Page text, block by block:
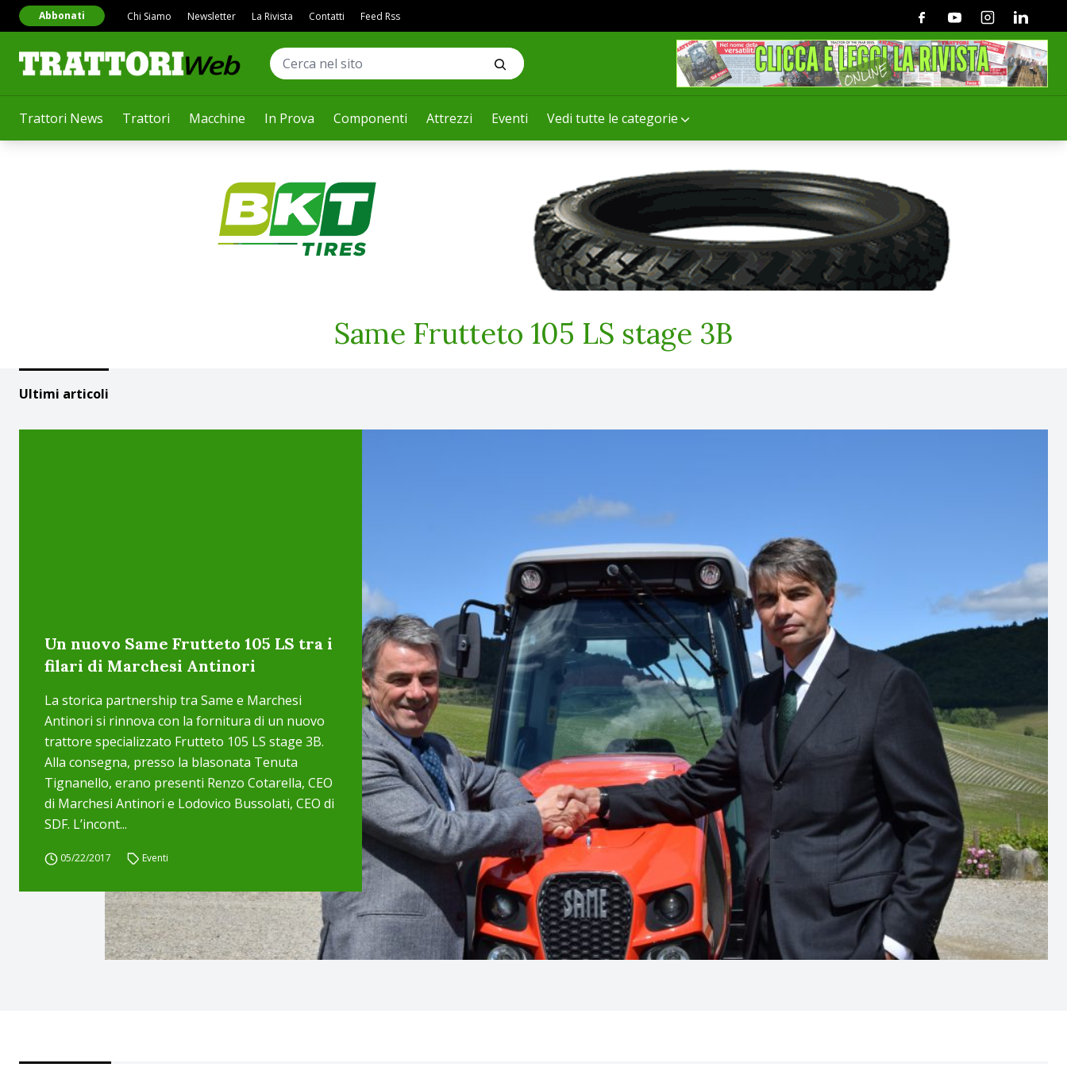
Trattori News Trattori Macchine In Prova Componenti Attrezzi Eventi Vedi tutte le categorie
Abbonati Chi Siamo Newsletter La Rivista Contatti Feed Rss FacebookYoutubeInstagramLinkedin
Same Frutteto 105 LS stage 3B
Ultimi articoli
Un nuovo Same Frutteto 105 LS tra i
filari di Marchesi Antinori
La storica partnership tra Same e Marchesi
Antinori si rinnova con la fornitura di un nuovo
trattore specializzato Frutteto 105 LS stage 3B.
Alla consegna, presso la blasonata Tenuta
Tignanello, erano presenti Renzo Cotarella, CEO
di Marchesi Antinori e Lodovico Bussolati, CEO di
SDF. L’incont...
05/22/2017 Eventi